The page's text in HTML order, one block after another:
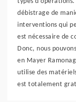
débistrage de
interventions qui
est nécessaire de
Donc, nous
en Mayer
utilise des
est totalement